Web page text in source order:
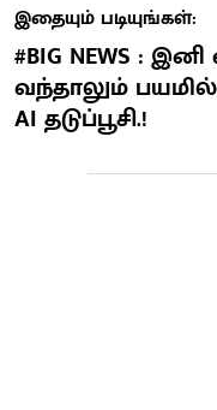
இதையும் படியுங்கள்:
#BIG NEWS :
வந்தாலும்
AI தடுப்பூசி.!